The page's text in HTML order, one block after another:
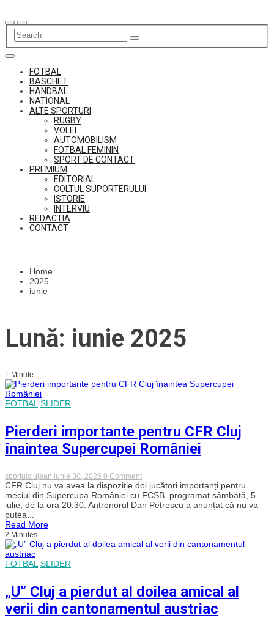
to
content
FOTBAL
BASCHET
HANDBAL
NATIONAL
ALTE SPORTURI
RUGBY
VOLEI
AUTOMOBILISM
FOTBAL FEMININ
SPORT DE CONTACT
PREMIUM
EDITORIAL
COLTUL SUPORTERULUI
ISTORIE
INTERVIU
REDACTIA
CONTACT
Home
2025
iunie
Lună: iunie 2025
1 Minute
FOTBAL SLIDER
Pierderi importante pentru CFR Cluj
înaintea Supercupei României
sportulclujean iunie 30, 2025 0 Commenton
Pierderi
importante
pentru
CFR
României
CFR Cluj nu va avea la dispoziție doi jucători importanți pentru
meciul din Supercupa României cu FCSB, programat sâmbătă, 5
iulie, de la ora 20:30. Antrenorul Dan Petrescu a anunțat că nu va
putea...
Read More
2 Minutes
FOTBAL SLIDER
„U” Cluj a pierdut al doilea amical al
verii din cantonamentul austriac